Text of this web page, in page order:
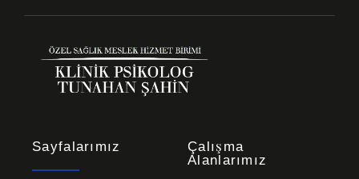
Sayfalarımız
Çalışma
Alanlarımız